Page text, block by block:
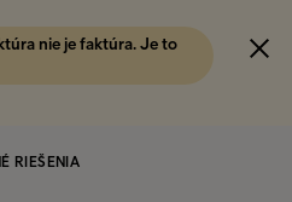
nie je faktúra. Je to
RIEŠENIA